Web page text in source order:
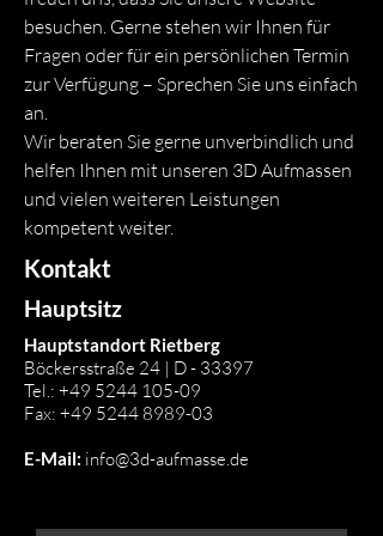
besuchen. Gerne stehen wir Ihnen für
Fragen oder für ein persönlichen Termin
zur Verfügung – Sprechen Sie uns einfach
an.
Wir beraten Sie gerne unverbindlich und
helfen Ihnen mit unseren 3D Aufmassen
und vielen weiteren Leistungen
kompetent weiter.
Kontakt
Hauptsitz
Hauptstandort Rietberg
Böckersstraße 24 | D - 33397
Tel.: +49 5244 105-09
Fax: +49 5244 8989-03
E-Mail: info@3d-aufmasse.de